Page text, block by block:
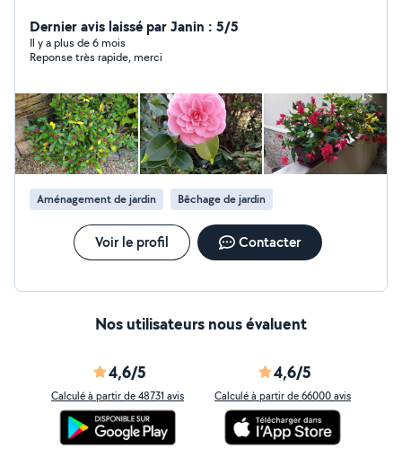
votre jardin sera entre de bonnes mains dispose tout
matériel performant disponible 7 jours sur 7 travail
soigné et sécurisé très sérieuse référence certifié devis
engagement de votre part pratique prix très raisonnable
accepte CESU et tickets CESU (50 % déductible de vos
impôts) à très bientôt pour un beau jardin cordialement
pierre Laurent jardinier paysagiste de métier.
Dernier avis laissé par Janin : 5/5
Il y a plus de 6 mois
Reponse très rapide, merci
Aménagement de jardin Bêchage de jardin
Voir le profil Contacter
Nos utilisateurs nous évaluent
4,6/5
Calculé à partir de 48731 avis
4,6/5
Calculé à partir de 66000 avis